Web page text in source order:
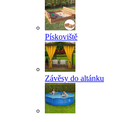
Pískoviště
Závěsy do altánku